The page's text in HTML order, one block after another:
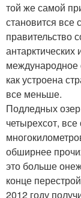
той же самой
становится все
правительство
международное
как устроена
все меньше.
Подледных
четырехсот,
обширнее
это больше
конце
2012 году